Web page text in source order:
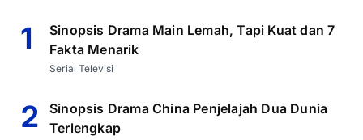
1
Sinopsis Drama Main Lemah, Tapi Kuat dan 7
Fakta Menarik
Serial Televisi
2
Sinopsis Drama China Penjelajah Dua Dunia
Terlengkap